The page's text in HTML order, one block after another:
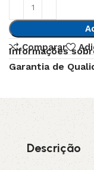
Comparar
Informações
Garantia de
Descrição